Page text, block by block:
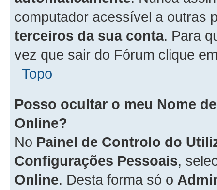
computador acessível a outras
terceiros da sua conta. Para
vez que sair do Fórum clique
Topo
Posso ocultar o meu Nome
Online?
No Painel de Controlo do
Configurações Pessoais,
Online. Desta forma só o